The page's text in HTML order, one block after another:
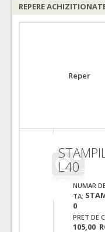
REPERE
Reper
L40
NUMAR
TA:
0
PRET DE
105,00